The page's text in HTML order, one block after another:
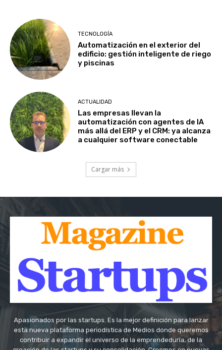
TECNOLOGÍA
Automatización en el exterior del
edificio: gestión inteligente de riego
y piscinas
ACTUALIDAD
Las empresas llevan la
automatización con agentes de IA
más allá del ERP y el CRM: ya alcanza
a cualquier software conectable
Cargar más
Apasionados por las startups. Es la mejor definición para lanzar
esta nueva plataforma periodística de Medios donde queremos
contribuir a expandir el universo de la emprendeduría, de la